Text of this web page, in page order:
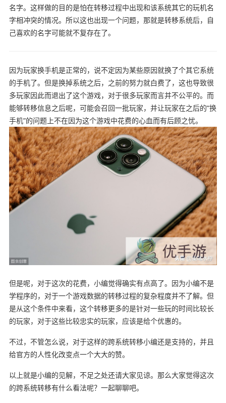
名字。这样做的目的是怕在转移过程中出现和该系统其它的玩机名
字相冲突的情况。所以这也出现一个问题，那就是转移系统后，自
己喜欢的名字可能就不复存在了。
因为玩家换手机是正常的，说不定因为某些原因就换了个其它系统
的手机了。 但是换掉系统之后，之前的努力就白费了，这也导致很
多玩家因此而退出了这个游戏，对于很多玩家而言并不公平的。 而
能够转移信息之后呢，可能会召回一批玩家，并让玩家在之后的“换
手机”的问题上不在因为这个游戏中花费的心血而有后顾之忧。
但是呢，对于这次的花费，小编觉得确实有点高了。 因为小编不是
学程序的，对于一个游戏数据的转移过程的复杂程度并不了解。但
是从这个条件中来看，这个转移更多的是针对一些玩的时间比较长
的玩家，对于这些比较忠实的玩家，应该是给个优惠的。
不过，不管怎么说，对于这样的跨系统转移小编还是支持的， 并且
给官方的人性化改变点一个大大的赞。
以上就是小编的见解，不足之处还请大家见谅。那么大家觉得这次
的跨系统转移有什么看法呢？一起聊聊吧。